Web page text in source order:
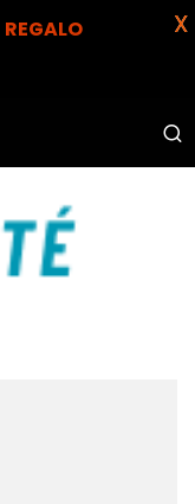
REGALO
X